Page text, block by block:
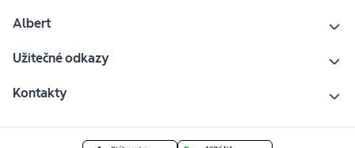
Albert
Užitečné odkazy
Kontakty